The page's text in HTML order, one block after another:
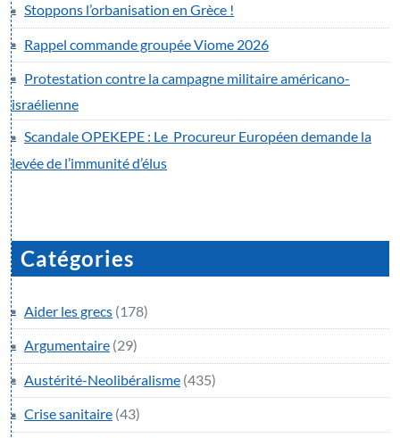
Stoppons l’orbanisation en Grèce !
Rappel commande groupée Viome 2026
Protestation contre la campagne militaire américano-
israélienne
Scandale OPEKEPE : Le Procureur Européen demande la
levée de l’immunité d’élus
Catégories
Aider les grecs (178)
Argumentaire (29)
Austérité-Neolibéralisme (435)
Crise sanitaire (43)